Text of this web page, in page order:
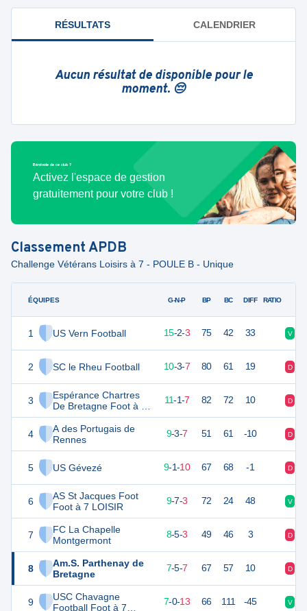
RÉSULTATS CALENDRIER
Aucun résultat de disponible pour le
moment. 😔
Bénévole de ce club ?
Activez l'espace de gestion
gratuitement pour votre club !
ClassementAPDB
Challenge Vétérans Loisirs à 7 - POULE B - Unique
ÉQUIPES
1 US Vern Football
2 SC le Rheu Football
3
Espérance Chartres
De Bretagne Foot à 7
LOISIR
4
A des Portugais de
Rennes
5 US Gévezé
6
AS St Jacques Foot
Foot à 7 LOISIR
7
FC La Chapelle
Montgermont
8
Am.S. Parthenay de
Bretagne
9
USC Chavagne
Football Foot à 7
G-N-P BP BC DIFF RATIO
45 15-2-3 75 42 33 V
32 10-3-7 80 61 19 D
32 11-1-7 82 72 10 D
29 9-3-7 51 61 -10 D
9-1-10 67 68 -1 D
27 9-7-3 72 24 48 V
8-5-3 49 46 3 D
22 20 7-5-7 67 57 10 D
21 7-0-13 66 111 -45 V